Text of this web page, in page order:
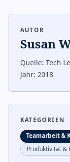
AUTOR
Susan
Quelle: Tech
Jahr: 2018
KATEGORIEN
Teamarbeit &
Produktivität &